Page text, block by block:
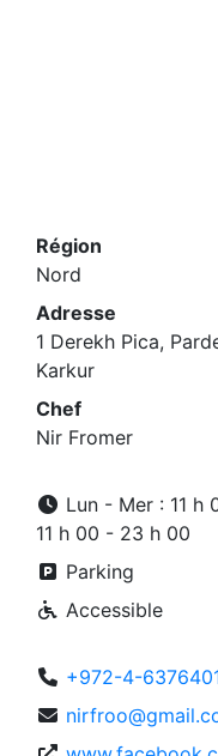
Région
Nord
Adresse
1 Derekh Pica,
Karkur
Chef
Nir Fromer
Lun - Mer : 11 h
11 h 00 - 23 h 00
Parking
Accessible
+972-4-